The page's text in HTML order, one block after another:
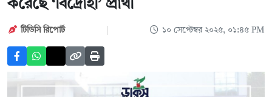
করেছে ‘বিদ্রোহী’ প্রার্থী
টিডিসি রিপোর্ট ১০ সেপ্টেম্বর ২০২৫, ০১:৪৫ PM